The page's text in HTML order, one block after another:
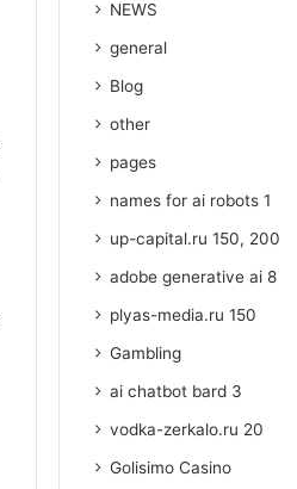
NEWS
general
Blog
other
pages
names for ai robots 1
up-capital.ru 150, 200
adobe generative ai 8
plyas-media.ru 150
Gambling
ai chatbot bard 3
vodka-zerkalo.ru 20
Golisimo Casino